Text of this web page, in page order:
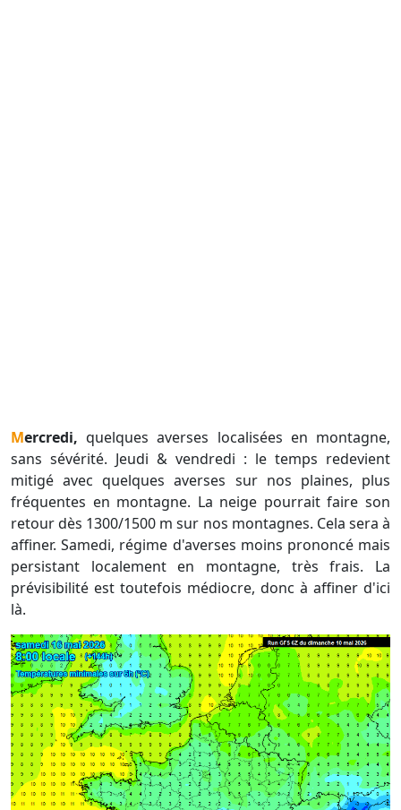
Mercredi, quelques averses localisées en montagne,
sans sévérité. Jeudi & vendredi : le temps redevient
mitigé avec quelques averses sur nos plaines, plus
fréquentes en montagne. La neige pourrait faire son
retour dès 1300/1500 m sur nos montagnes. Cela sera à
affiner. Samedi, régime d'averses moins prononcé mais
persistant localement en montagne, très frais. La
prévisibilité est toutefois médiocre, donc à affiner d'ici
là.